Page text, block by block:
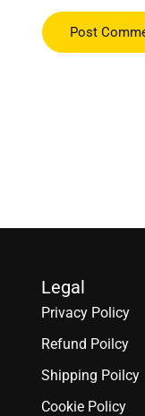
Legal
Privacy Policy
Refund Poilcy
Shipping Poilcy
Cookie Policy